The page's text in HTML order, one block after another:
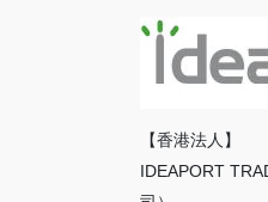
【香港法人】
IDEAPORT